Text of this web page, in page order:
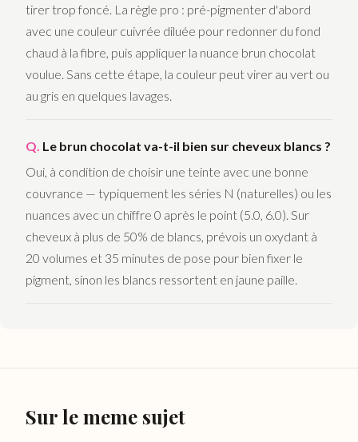
tirer trop foncé. La règle pro : pré-pigmenter d'abord
avec une couleur cuivrée diluée pour redonner du fond
chaud à la fibre, puis appliquer la nuance brun chocolat
voulue. Sans cette étape, la couleur peut virer au vert ou
au gris en quelques lavages.
Le brun chocolat va-t-il bien sur cheveux blancs ?
Oui, à condition de choisir une teinte avec une bonne
couvrance — typiquement les séries N (naturelles) ou les
nuances avec un chiffre 0 après le point (5.0, 6.0). Sur
cheveux à plus de 50% de blancs, prévois un oxydant à
20 volumes et 35 minutes de pose pour bien fixer le
pigment, sinon les blancs ressortent en jaune paille.
Sur le meme sujet